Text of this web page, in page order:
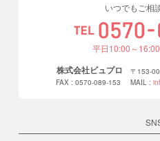
いつでもご相
平日10:00～
株式会社ビュプロ
〒153-
FAX : 0570-089-153
MAIL :